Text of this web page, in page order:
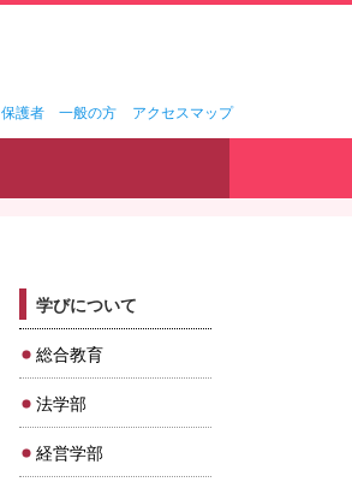
保護者 一般の方 アクセスマップ
学びについて
総合教育
法学部
経営学部